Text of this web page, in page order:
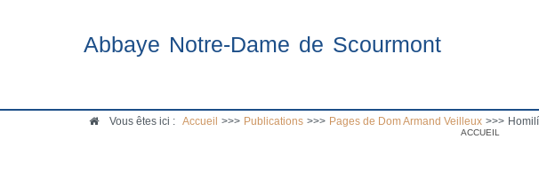
Abbaye Notre-Dame de Scourmont
ACCUEIL
Vous êtes ici : Accueil >>> Publications >>> Pages de Dom Armand Veilleux >>>